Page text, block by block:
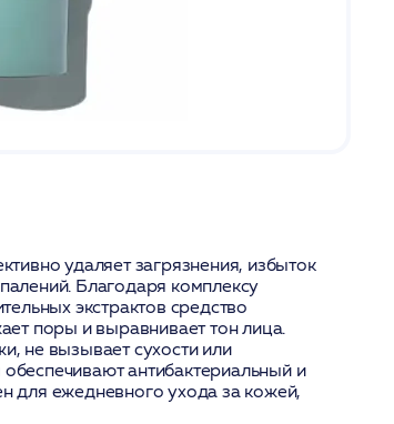
удаляет загрязнения, избыток
Благодаря комплексу
экстрактов средство
поры и выравнивает тон лица.
не вызывает сухости или
антибактериальный и
для ежедневного ухода за кожей,